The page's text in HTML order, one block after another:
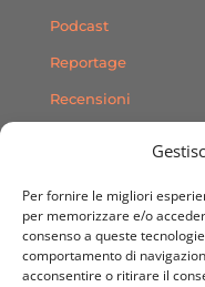
Per fornire le migliori
per memorizzare e/o
consenso a queste
comportamento di
acconsentire o ritirare il
Podcast
Reportage
Recensioni
Contatti
SEGUICI SUI